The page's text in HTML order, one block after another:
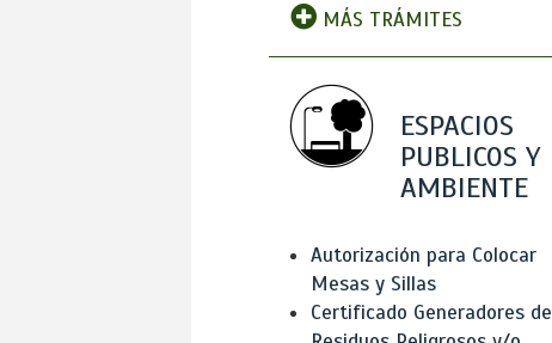
MÁS TRÁMITES
ESPACIOS
PUBLICOS Y
AMBIENTE
Autorización para Colocar
Mesas y Sillas
Certificado Generadores de